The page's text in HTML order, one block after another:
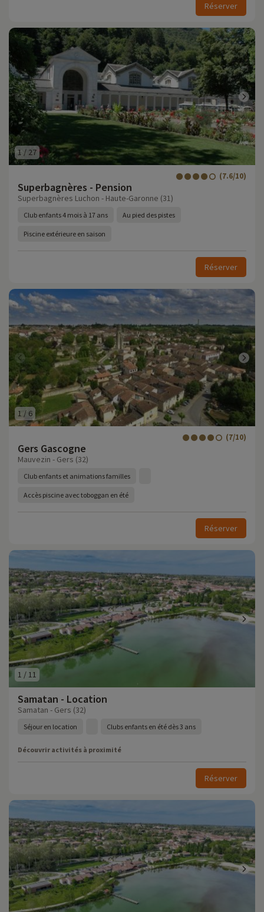
Réserver
1 / 27
Superbagnères - Pension
(7.6/10)
Superbagnères Luchon - Haute-Garonne (31)
Club enfants 4 mois à 17 ans Au pied des pistes
Piscine extérieure en saison
Réserver
1 / 6
Gers Gascogne
(7/10)
Mauvezin - Gers (32)
Club enfants et animations familles
Accès piscine avec toboggan en été
Réserver
1 / 11
Samatan - Location
Samatan - Gers (32)
Séjour en location Clubs enfants en été dès 3 ans
Découvrir activités à proximité
Réserver